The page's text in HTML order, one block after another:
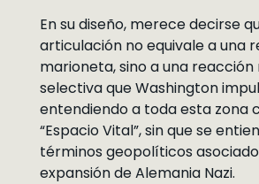
En su diseño, merece decirse
articulación no equivale a una
marioneta, sino a una reacción
selectiva que Washington
entendiendo a toda esta zona
“Espacio Vital”, sin que se
términos geopolíticos
expansión de Alemania Nazi.